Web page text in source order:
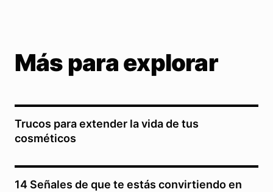
Más para explorar
Trucos para extender la vida de tus
cosméticos
14 Señales de que te estás convirtiendo en